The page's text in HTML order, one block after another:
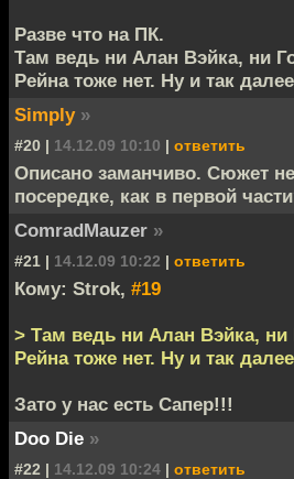
Разве что на ПК.
Там ведь ни Алан Вэйка, ни
Рейна тоже нет. Ну и так
Simply »
#20 | 14.12.09 10:10 | ответить
Описано заманчиво. Сюжет
посередке, как в первой
ComradMauzer »
#21 | 14.12.09 10:22 | ответить
Кому: Strok, #19
> Там ведь ни Алан Вэйка,
Рейна тоже нет. Ну и так
Зато у нас есть Сапер!!!
Doo Die »
#22 | 14.12.09 10:24 | ответить